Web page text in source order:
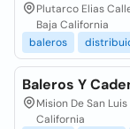
Plutarco Elias
Baja California
baleros
Baleros Y
Mision De San
California